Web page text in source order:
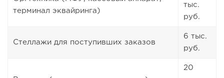
терминал эквайринга)
тыс.
руб.
Стеллажи для поступивших заказов
6 тыс.
руб.
20